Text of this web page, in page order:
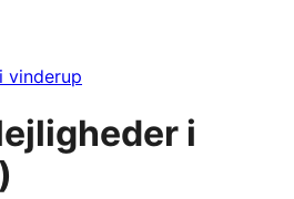
vinderup
i